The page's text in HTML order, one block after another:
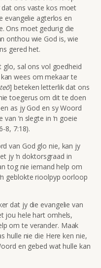
ons vaste kos moet
evangelie agterlos en
Ons moet gedurig die
onthou wie God is, wie
gered het.
glo, sal ons vol goedheid
wees om mekaar te
] beteken letterlik dat ons
toegerus om dit te doen
as jy God en sy Woord
‘n slegte in ‘n goeie
8, 7:18).
van God glo nie, kan jy
jy ‘n doktorsgraad in
tog nie iemand help om
geblokte rioolpyp oorloop
dat jy die evangelie van
jou hele hart omhels,
om te verander. Maak
hulle nie die Here ken nie,
en gebed wat hulle kan